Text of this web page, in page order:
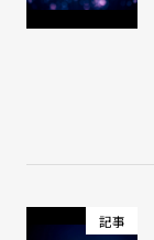
記事